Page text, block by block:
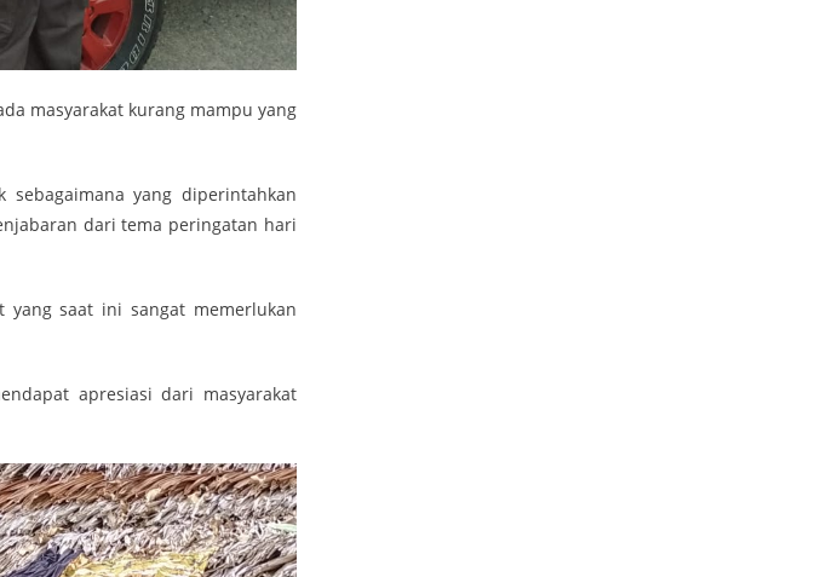
masyarakat kurang mampu yang
sebagaimana yang diperintahkan
dari tema peringatan hari
yang saat ini sangat memerlukan
apresiasi dari masyarakat